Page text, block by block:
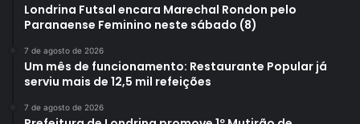
Londrina Futsal encara Marechal Rondon pelo
Paranaense Feminino neste sábado (8)
7 de agosto de 2026
Um mês de funcionamento: Restaurante Popular já
serviu mais de 12,5 mil refeições
7 de agosto de 2026